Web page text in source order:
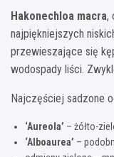
Hakonechloa macra,
najpiękniejszych
przewieszające się
wodospady liści.
Najczęściej sadzone
‘Aureola’ – żółto-
‘Alboaurea’ –